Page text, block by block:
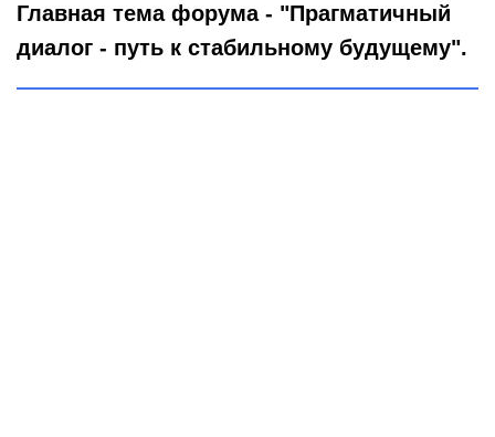
Главная тема форума - "Прагматичный
диалог - путь к стабильному будущему".